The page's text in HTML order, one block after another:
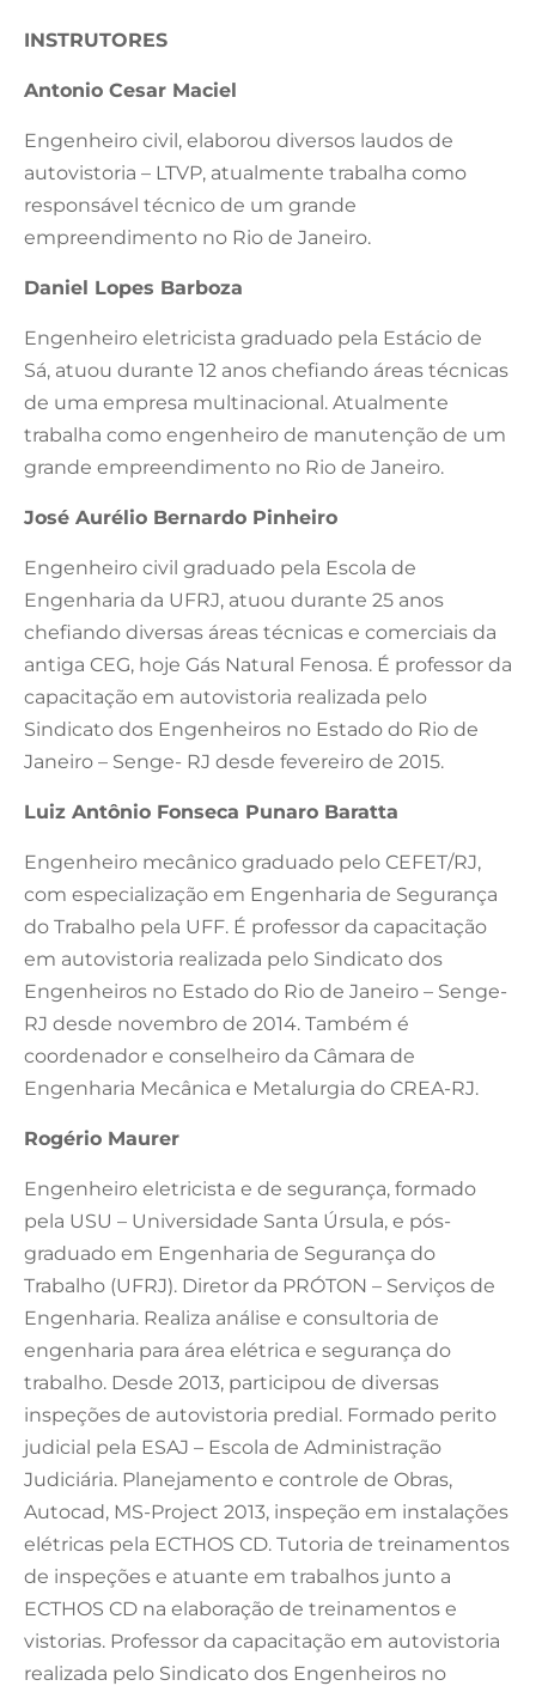
INSTRUTORES
Antonio Cesar Maciel
Engenheiro civil, elaborou diversos laudos de
autovistoria – LTVP, atualmente trabalha como
responsável técnico de um grande
empreendimento no Rio de Janeiro.
Daniel Lopes Barboza
Engenheiro eletricista graduado pela Estácio de
Sá, atuou durante 12 anos chefiando áreas técnicas
de uma empresa multinacional. Atualmente
trabalha como engenheiro de manutenção de um
grande empreendimento no Rio de Janeiro.
José Aurélio Bernardo Pinheiro
Engenheiro civil graduado pela Escola de
Engenharia da UFRJ, atuou durante 25 anos
chefiando diversas áreas técnicas e comerciais da
antiga CEG, hoje Gás Natural Fenosa. É professor da
capacitação em autovistoria realizada pelo
Sindicato dos Engenheiros no Estado do Rio de
Janeiro – Senge- RJ desde fevereiro de 2015.
Luiz Antônio Fonseca Punaro Baratta
Engenheiro mecânico graduado pelo CEFET/RJ,
com especialização em Engenharia de Segurança
do Trabalho pela UFF. É professor da capacitação
em autovistoria realizada pelo Sindicato dos
Engenheiros no Estado do Rio de Janeiro – Senge-
RJ desde novembro de 2014. Também é
coordenador e conselheiro da Câmara de
Engenharia Mecânica e Metalurgia do CREA-RJ.
Rogério Maurer
Engenheiro eletricista e de segurança, formado
pela USU – Universidade Santa Úrsula, e pós-
graduado em Engenharia de Segurança do
Trabalho (UFRJ). Diretor da PRÓTON – Serviços de
Engenharia. Realiza análise e consultoria de
engenharia para área elétrica e segurança do
trabalho. Desde 2013, participou de diversas
inspeções de autovistoria predial. Formado perito
judicial pela ESAJ – Escola de Administração
Judiciária. Planejamento e controle de Obras,
Autocad, MS-Project 2013, inspeção em instalações
elétricas pela ECTHOS CD. Tutoria de treinamentos
de inspeções e atuante em trabalhos junto a
ECTHOS CD na elaboração de treinamentos e
vistorias. Professor da capacitação em autovistoria
realizada pelo Sindicato dos Engenheiros no